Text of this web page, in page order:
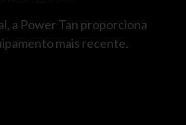
a Power Tan proporciona
mais recente.